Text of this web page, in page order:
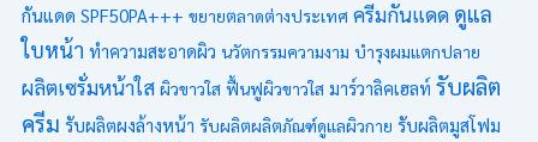
กันแดด SPF50PA+++ ขยายตลาดต่างประเทศ ครีมกันแดด ดูแล
ใบหน้า ทำความสะอาดผิว นวัตกรรมความงาม บำรุงผมแตกปลาย
ผลิตเซรั่มหน้าใส ผิวขาวใส ฟื้นฟูผิวขาวใส มาร์วาลิคเฮลท์ รับผลิต
ครีม รับผลิตผงล้างหน้า รับผลิตผลิตภัณฑ์ดูแลผิวกาย รับผลิตมูสโฟม